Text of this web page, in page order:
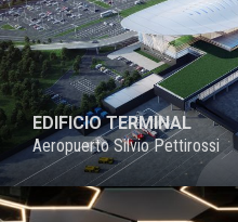
EDIFICIO TERMINAL
Aeropuerto Silvio Pettirossi